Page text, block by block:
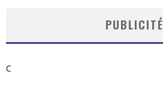
PUBLICITÉ
C